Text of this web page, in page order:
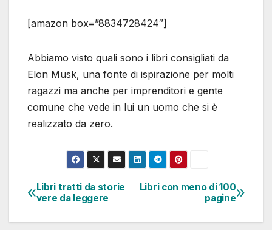
[amazon box=”8834728424″]
Abbiamo visto quali sono i libri consigliati da
Elon Musk, una fonte di ispirazione per molti
ragazzi ma anche per imprenditori e gente
comune che vede in lui un uomo che si è
realizzato da zero.
Navigazione
articoli
Libri con meno di 100
pagine
Libri tratti da storie
vere da leggere